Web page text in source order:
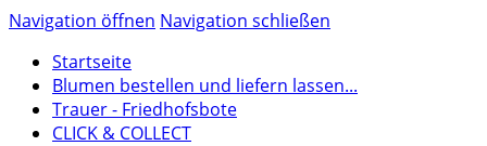
Navigation öffnen Navigation schließen
Startseite
Blumen bestellen und liefern lassen...
Trauer - Friedhofsbote
CLICK & COLLECT